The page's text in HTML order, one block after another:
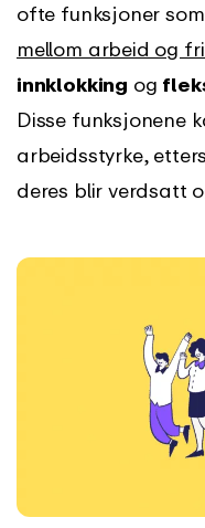
ofte funksjoner
mellom arbeid og
innklokking og
Disse funksjonene
arbeidsstyrke,
deres blir verdsatt